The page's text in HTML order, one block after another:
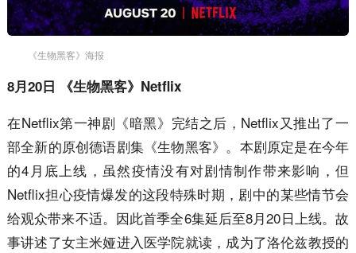
《生物黑客》海报
8月20日 《生物黑客》Netflix
在Netflix第一神剧《暗黑》完结之后，Netflix又推出了一
部全新的原创德语剧集《生物黑客》。本剧原定是在今年
的4月底上线，虽然疫情没有对剧情制作带来影响，但
Netflix担心疫情爆发的这段特殊时期，剧中的某些情节会
给观众带来不适。因此首季全6集延后至8月20日上线。故
事讲述了女主米娅进入医学院就读，成为了洛伦兹教授的